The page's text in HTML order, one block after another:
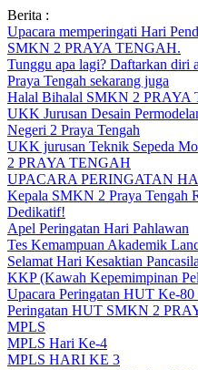
Skip
to
content
Berita :
Upacara memperingati Hari
SMKN 2 PRAYA TENGAH.
Tunggu apa lagi? Daftarkan diri
Praya Tengah sekarang juga
Halal Bihalal SMKN 2 PRAYA
UKK Jurusan Desain
Negeri 2 Praya Tengah
UKK jurusan Teknik Sepeda
2 PRAYA TENGAH
UPACARA PERINGATAN
Kepala SMKN 2 Praya Tengah
Dedikatif!
Apel Peringatan Hari Pahlawan
Tes Kemampuan Akademik
Selamat Hari Kesaktian
KKP (Kawah Kepemimpinan
Upacara Peringatan HUT Ke-
Peringatan HUT SMKN 2
MPLS
MPLS Hari Ke-4
MPLS HARI KE 3